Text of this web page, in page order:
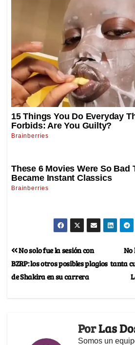
No
tanta
No solo fue la sesión con
BZRP: los otros posibles plagios
de Shakira en su carrera
PorLas
Somos un